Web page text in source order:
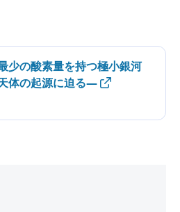
少の酸素量を持つ極小銀河
体の起源に迫る―